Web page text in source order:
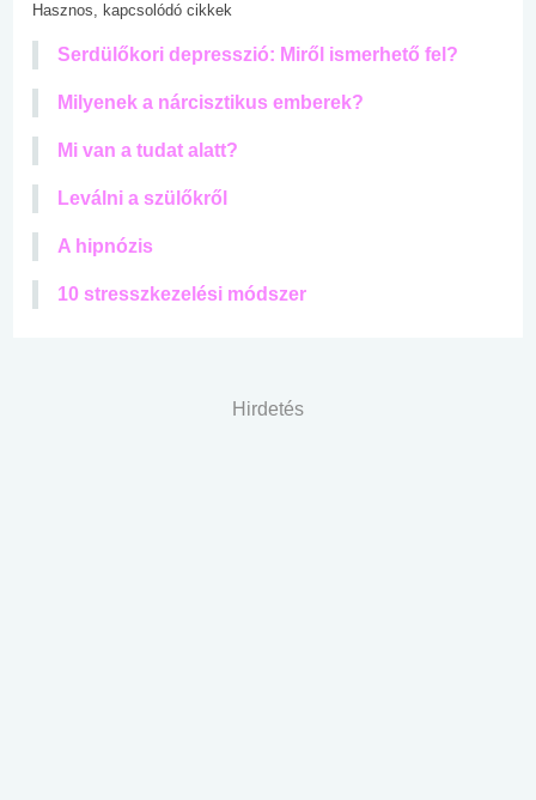
Hasznos, kapcsolódó cikkek
Serdülőkori depresszió: Miről ismerhető fel?
Milyenek a nárcisztikus emberek?
Mi van a tudat alatt?
Leválni a szülőkről
A hipnózis
10 stresszkezelési módszer
Hirdetés